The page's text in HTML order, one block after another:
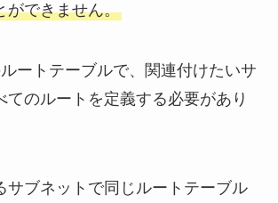
ができません。
ートテーブルで、関連付けたいサ
てのルートを定義する必要があり
サブネットで同じルートテーブル